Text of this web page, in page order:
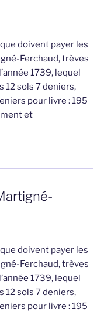
doivent payer les
Ferchaud, trèves
1739, lequel
12 sols 7 deniers,
pour livre : 195
et
doivent payer les
Ferchaud, trèves
1739, lequel
12 sols 7 deniers,
pour livre : 195